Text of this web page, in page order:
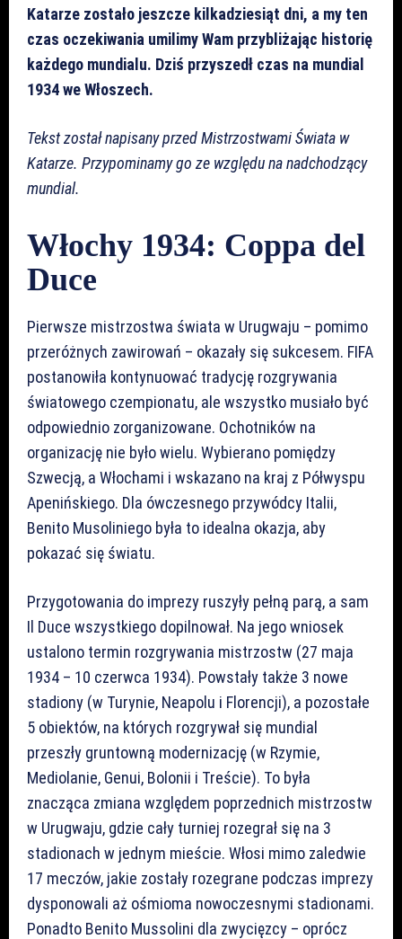
Katarze zostało jeszcze kilkadziesiąt dni, a my ten
czas oczekiwania umilimy Wam przybliżając historię
każdego mundialu. Dziś przyszedł czas na mundial
1934 we Włoszech.
Tekst został napisany przed Mistrzostwami Świata w
Katarze. Przypominamy go ze względu na nadchodzący
mundial.
Włochy 1934: Coppa del
Duce
Pierwsze mistrzostwa świata w Urugwaju – pomimo
przeróżnych zawirowań – okazały się sukcesem. FIFA
postanowiła kontynuować tradycję rozgrywania
światowego czempionatu, ale wszystko musiało być
odpowiednio zorganizowane. Ochotników na
organizację nie było wielu. Wybierano pomiędzy
Szwecją, a Włochami i wskazano na kraj z Półwyspu
Apenińskiego. Dla ówczesnego przywódcy Italii,
Benito Musoliniego była to idealna okazja, aby
pokazać się światu.
Przygotowania do imprezy ruszyły pełną parą, a sam
Il Duce wszystkiego dopilnował. Na jego wniosek
ustalono termin rozgrywania mistrzostw (27 maja
1934 – 10 czerwca 1934). Powstały także 3 nowe
stadiony (w Turynie, Neapolu i Florencji), a pozostałe
5 obiektów, na których rozgrywał się mundial
przeszły gruntowną modernizację (w Rzymie,
Mediolanie, Genui, Bolonii i Treście). To była
znacząca zmiana względem poprzednich mistrzostw
w Urugwaju, gdzie cały turniej rozegrał się na 3
stadionach w jednym mieście. Włosi mimo zaledwie
17 meczów, jakie zostały rozegrane podczas imprezy
dysponowali aż ośmioma nowoczesnymi stadionami.
Ponadto Benito Mussolini dla zwycięzcy – oprócz